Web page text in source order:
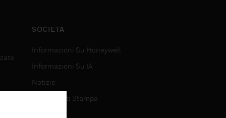
SOCIETÀ
Informazioni Su Honeywell
Informazioni Su IA
Notizie
Comunicati Stampa